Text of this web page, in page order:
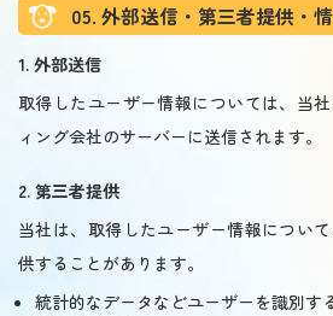
05. 外部送信・第三者提供・
1. 外部送信
取得したユーザー情報については、当
ィング会社のサーバーに送信されます。
2. 第三者提供
当社は、取得したユーザー情報につい
供することがあります。
統計的なデータなどユーザーを識別す